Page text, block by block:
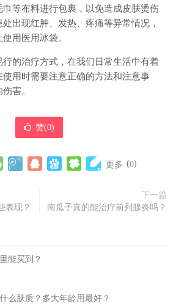
等布料进行包裹，以免造成皮肤烫伤
出现红肿、发热、疼痛等异常情况，
用医用冰袋。
行的治疗方式，在我们日常生活中有着
用时需要注意正确的方法和注意事
害。
赞(0)
更多 (0)
表现？
下一篇
南瓜子真的能治疗前列腺炎吗？
能买到？
么肤质？多大年龄用最好？